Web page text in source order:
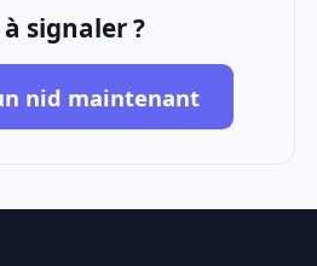
signaler ?
nid maintenant